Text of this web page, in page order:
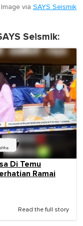
Image via SAYS Seismik
Seismik:
Di Temu
Ramai
Read the full story